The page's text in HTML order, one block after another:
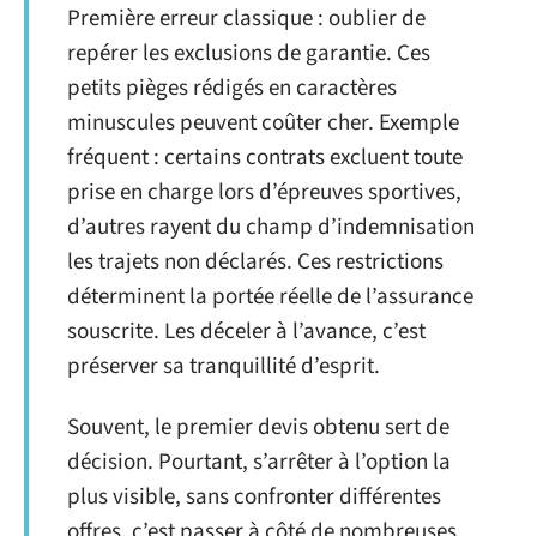
Première erreur classique : oublier de
repérer les exclusions de garantie. Ces
petits pièges rédigés en caractères
minuscules peuvent coûter cher. Exemple
fréquent : certains contrats excluent toute
prise en charge lors d’épreuves sportives,
d’autres rayent du champ d’indemnisation
les trajets non déclarés. Ces restrictions
déterminent la portée réelle de l’assurance
souscrite. Les déceler à l’avance, c’est
préserver sa tranquillité d’esprit.
Souvent, le premier devis obtenu sert de
décision. Pourtant, s’arrêter à l’option la
plus visible, sans confronter différentes